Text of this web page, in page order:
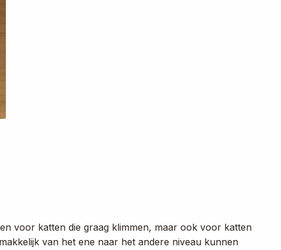
voor katten die graag klimmen, maar ook voor katten
van het ene naar het andere niveau kunnen